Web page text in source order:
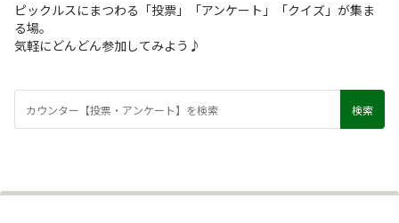
ピックルスにまつわる「投票」「アンケート」「クイズ」が集ま
る場。
気軽にどんどん参加してみよう♪